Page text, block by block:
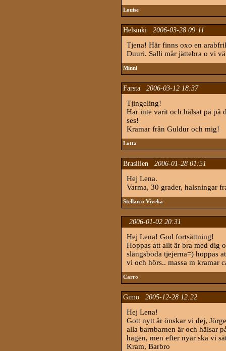
Louise
Helsinki 2006-03-28 09:11
Tjena! Här finns oxo en
Duuri. Salli mår jättebra o vi
Minni
Farsta 2006-03-12 18:37
Tjingeling!
Har inte varit och hälsat på
ses!
Kramar från Guldur och mig!
Lotta
Brasilien 2006-01-28 01:51
Hej Lena.
Varma, 30 grader, halsningar
Stellan o Viveka
2006-01-02 20:31
Hej Lena! God fortsättning!
Hoppas att allt är bra med dig
slängsboda tjejerna=) hoppas
vi och hörs.. massa m kramar
Carro
Gimo 2005-12-28 12:22
Hej Lena!
Gott nytt år önskar vi dej,
alla barnbarnen är och hälsar
hagen, men efter nyår ska vi
Kram, Barbro